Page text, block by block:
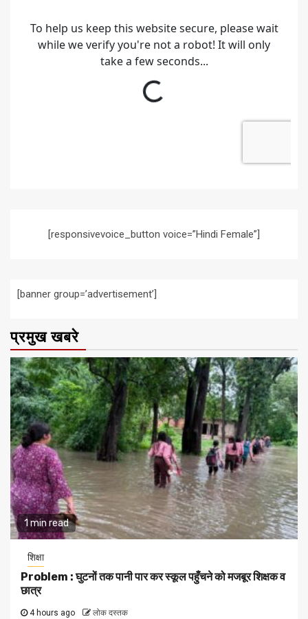
[responsivevoice_button voice=”Hindi Female”]
[banner group=’advertisement’]
प्रमुख खबरे
1 min read
शिक्षा
Problem : घुटनों तक पानी पार कर स्कूल पहुँचने को मजबूर शिक्षक व
छात्र
4 hours ago लोक दस्तक